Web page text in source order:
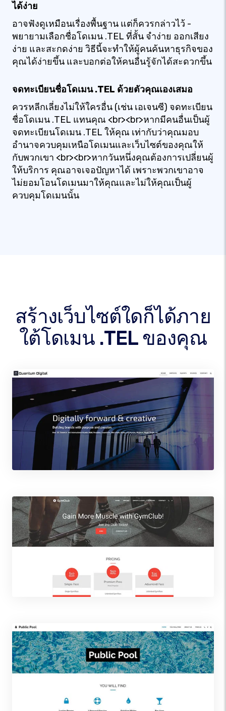
ได้ง่าย
อาจฟังดูเหมือนเรื่องพื้นฐาน แต่ก็ควรกล่าวไว้ -
พยายามเลือกชื่อโดเมน .TEL ที่สั้น จำง่าย ออกเสียง
ง่าย และสะกดง่าย วิธีนี้จะทำให้ผู้คนค้นหาธุรกิจของ
คุณได้ง่ายขึ้น และบอกต่อให้คนอื่นรู้จักได้สะดวกขึ้น
จดทะเบียนชื่อโดเมน .TEL ด้วยตัวคุณเองเสมอ
ควรหลีกเลี่ยงไม่ให้ใครอื่น (เช่น เอเจนซี) จดทะเบียน
ชื่อโดเมน .TEL แทนคุณ <br><br>หากมีคนอื่นเป็นผู้
จดทะเบียนโดเมน .TEL ให้คุณ เท่ากับว่าคุณมอบ
อำนาจควบคุมเหนือโดเมนและเว็บไซต์ของคุณให้
กับพวกเขา <br><br>หากวันหนึ่งคุณต้องการเปลี่ยนผู้
ให้บริการ คุณอาจเจอปัญหาได้ เพราะพวกเขาอาจ
ไม่ยอมโอนโดเมนมาให้คุณและไม่ให้คุณเป็นผู้
ควบคุมโดเมนนั้น
สร้างเว็บไซต์ใดก็ได้ภาย
ใต้โดเมน .TEL ของคุณ